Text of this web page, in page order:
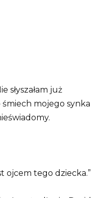
słyszałam już
śmiech mojego synka
ojcem tego dziecka.”